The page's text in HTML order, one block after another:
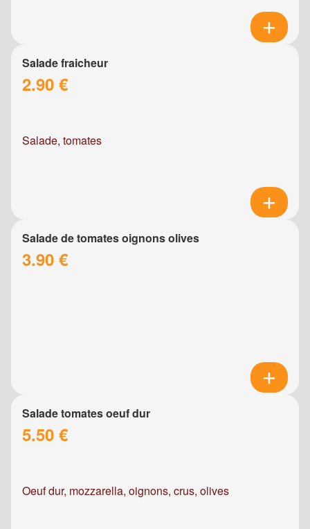
Salade fraicheur
2.90 €
Salade, tomates
Salade de tomates oignons olives
3.90 €
Salade tomates oeuf dur
5.50 €
Oeuf dur, mozzarella, oignons, crus, olives